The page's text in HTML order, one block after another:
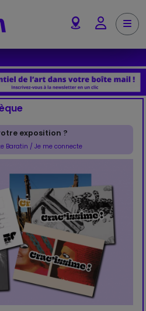
Account
exposition ?
Baratin / Je me connecte